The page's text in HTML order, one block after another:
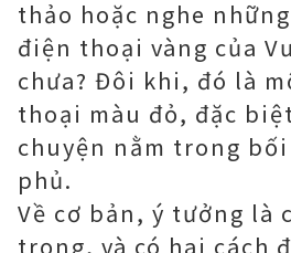
thảo hoặc nghe
điện thoại vàng của
chưa? Đôi khi, đó là
thoại màu đỏ, đặc
chuyện nằm trong
phủ.
Về cơ bản, ý tưởng là
trọng, và có hai cách